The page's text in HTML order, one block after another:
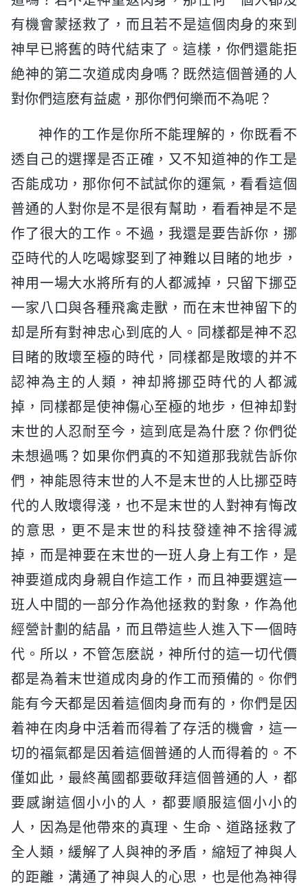
有機會蒙拯救了，而且若不是這個肉身的來到
神早已將舊的時代結束了。這樣，你們還能拒
絶神的第二次道成肉身嗎？既然這個普通的人
對你們這麽有益處，那你們何樂而不為呢？
神作的工作是你所不能理解的，你既看不
透自己的選擇是否正確，又不知道神的作工是
否能成功，那你何不試試你的運氣，看看這個
普通的人對你是不是很有幫助，看看神是不是
作了很大的工作。不過，我還是要告訴你，挪
亞時代的人吃喝嫁娶到了神難以目睹的地步，
神用一場大水將所有的人都滅掉，只留下挪亞
一家八口與各種飛禽走獸，而在末世神留下的
却是所有對神忠心到底的人。同樣都是神不忍
目睹的敗壞至極的時代，同樣都是敗壞的并不
認神為主的人類，神却將挪亞時代的人都滅
掉，同樣都是使神傷心至極的地步，但神却對
末世的人忍耐至今，這到底是為什麽？你們從
未想過嗎？如果你們真的不知道那我就告訴你
們，神能恩待末世的人不是末世的人比挪亞時
代的人敗壞得淺，也不是末世的人對神有悔改
的意思，更不是末世的科技發達神不捨得滅
掉，而是神要在末世的一班人身上有工作，是
神要道成肉身親自作這工作，而且神要選這一
班人中間的一部分作為他拯救的對象，作為他
經營計劃的結晶，而且帶這些人進入下一個時
代。所以，不管怎麽説，神所付的這一切代價
都是為着末世道成肉身的作工而預備的。你們
能有今天都是因着這個肉身而有的，你們是因
着神在肉身中活着而得着了存活的機會，這一
切的福氣都是因着這個普通的人而得着的。不
僅如此，最終萬國都要敬拜這個普通的人，都
要感謝這個小小的人，都要順服這個小小的
人，因為是他帶來的真理、生命、道路拯救了
全人類，緩解了人與神的矛盾，縮短了神與人
的距離，溝通了神與人的心思，也是他為神得